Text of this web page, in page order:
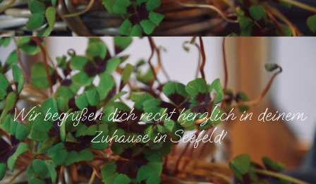
Wir begrüßen dich recht herzlich in deinem
Zuhause in Seefeld!